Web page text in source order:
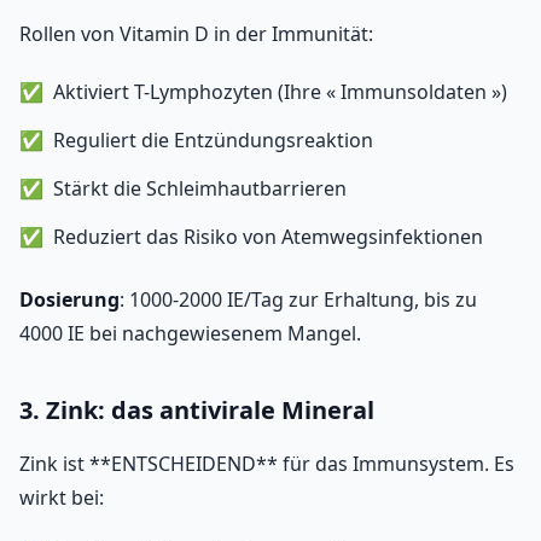
Rollen von Vitamin D in der Immunität:
Aktiviert T-Lymphozyten (Ihre « Immunsoldaten »)
Reguliert die Entzündungsreaktion
Stärkt die Schleimhautbarrieren
Reduziert das Risiko von Atemwegsinfektionen
Dosierung: 1000-2000 IE/Tag zur Erhaltung, bis zu
4000 IE bei nachgewiesenem Mangel.
3. Zink: das antivirale Mineral
Zink ist **ENTSCHEIDEND** für das Immunsystem. Es
wirkt bei: